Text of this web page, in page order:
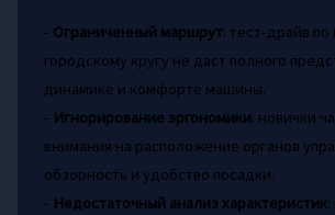
- Ограниченный маршрут: тест-драйв по
городскому кругу не даст полного
динамике и комфорте машины.
- Игнорирование эргономики: новички
внимания на расположение органов
обзорность и удобство посадки.
- Недостаточный анализ характеристик: